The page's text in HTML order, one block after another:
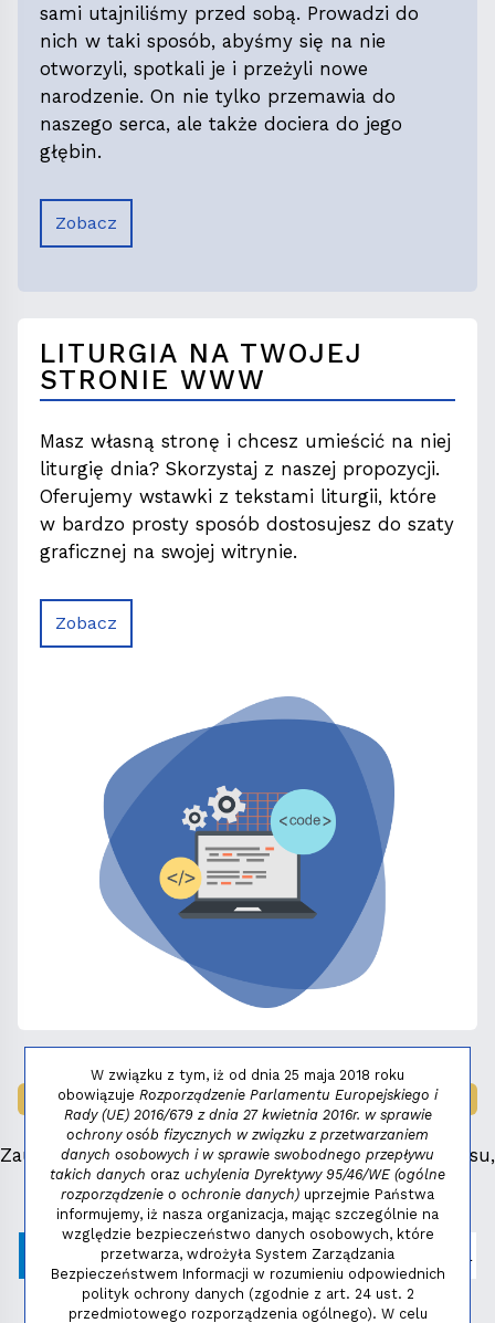
sami utajniliśmy przed sobą. Prowadzi do
nich w taki sposób, abyśmy się na nie
otworzyli, spotkali je i przeżyli nowe
narodzenie. On nie tylko przemawia do
naszego serca, ale także dociera do jego
głębin.
Zobacz
LITURGIA NA TWOJEJ
STRONIE WWW
Masz własną stronę i chcesz umieścić na niej
liturgię dnia? Skorzystaj z naszej propozycji.
Oferujemy wstawki z tekstami liturgii, które
w bardzo prosty sposób dostosujesz do szaty
graficznej na swojej witrynie.
Zobacz
LAUREAT NAGRODY:MAŁY FENIKS 2025
Zauważyłeś błąd, masz propozycje dotyczące serwisu,
napisz:niezbednik@niedziela.pl
W związku z tym, iż od dnia 25 maja 2018 roku
obowiązuje Rozporządzenie Parlamentu Europejskiego i
Rady (UE) 2016/679 z dnia 27 kwietnia 2016r. w sprawie
ochrony osób fizycznych w związku z przetwarzaniem
danych osobowych i w sprawie swobodnego przepływu
takich danych oraz uchylenia Dyrektywy 95/46/WE (ogólne
rozporządzenie o ochronie danych) uprzejmie Państwa
informujemy, iż nasza organizacja, mając szczególnie na
względzie bezpieczeństwo danych osobowych, które
przetwarza, wdrożyła System Zarządzania
Bezpieczeństwem Informacji w rozumieniu odpowiednich
polityk ochrony danych (zgodnie z art. 24 ust. 2
przedmiotowego rozporządzenia ogólnego). W celu